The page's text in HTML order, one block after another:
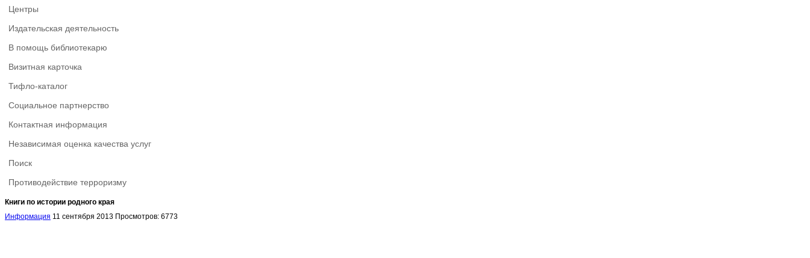
Центры
Издательская деятельность
В помощь библиотекарю
Визитная карточка
Тифло-каталог
Социальное партнерство
Контактная информация
Независимая оценка качества услуг
Поиск
Противодействие терроризму
Книги по истории родного края
Информация 11 сентября 2013 Просмотров: 6773